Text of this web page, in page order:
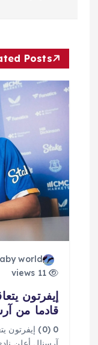
م
ق
ت
Posts
world
11 views
إيفرتون
قادما من
0 (0)